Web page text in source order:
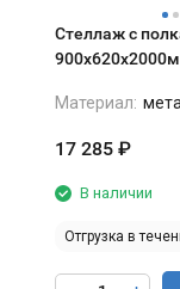
Стеллаж с
Материал:
17 285 ₽
В наличии
Отгрузка в